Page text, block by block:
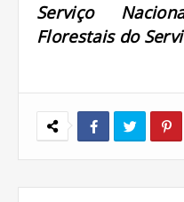
Serviço
Florestais do